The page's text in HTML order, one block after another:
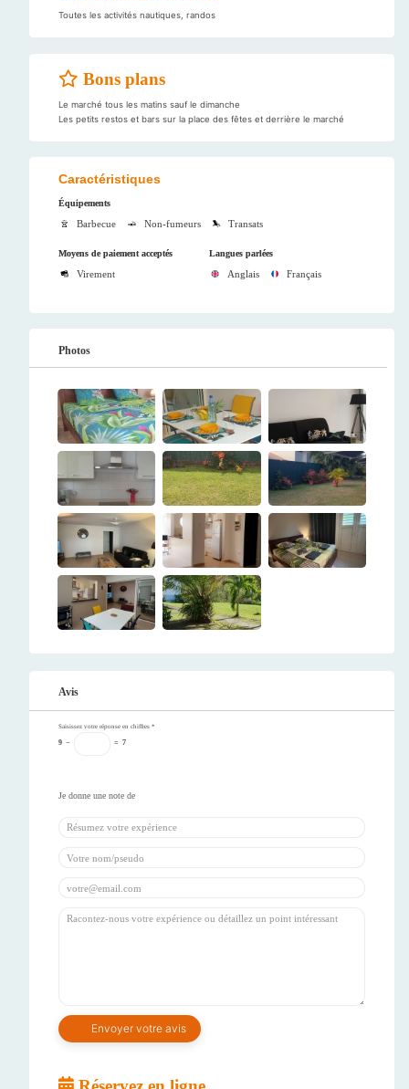
Toutes les activités nautiques, randos
Bons plans
Le marché tous les matins sauf le dimanche
Les petits restos et bars sur la place des fêtes et derrière le marché
Caractéristiques
Équipements
Barbecue Non-fumeurs Transats
Moyens de paiement acceptés
Virement
Langues parlées
Anglais Français
Photos
Avis
Saisissez votre réponse en chiffres *
9 − = 7